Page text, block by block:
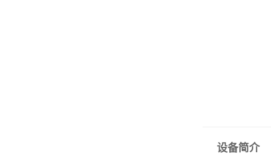
设备简介